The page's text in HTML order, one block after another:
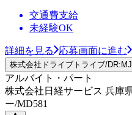
交通費支給
未経験OK
詳細を見る 応募画面に進む
株式会社ドライブトライブ/
アルバイト・パート
株式会社日経サービス 兵庫
ー/MD581